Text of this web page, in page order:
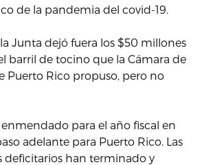
de la pandemia del covid-19.
Junta dejó fuera los $50 millones
barril de tocino que la Cámara de
Puerto Rico propuso, pero no
enmendado para el año fiscal en
adelante para Puerto Rico. Las
deficitarios han terminado y